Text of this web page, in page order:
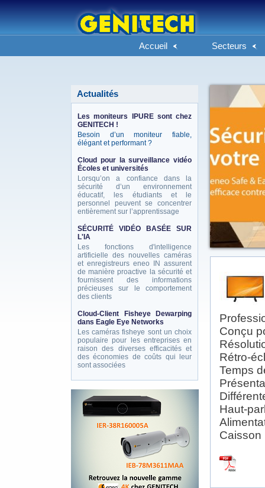
Accueil Secteurs
Actualités
Les moniteurs IPURE sont chez
GENITECH !
Besoin d’un moniteur fiable,
élégant et performant ?
Cloud pour la surveillance vidéo
Écoles et universités
Lorsqu’on a confiance dans la
sécurité d’un environnement
éducatif, les étudiants et le
personnel peuvent se concentrer
entièrement sur l’apprentissage
SÉCURITÉ VIDÉO BASÉE SUR
L'IA
Les fonctions d'intelligence
artificielle des nouvelles caméras
et enregistreurs eneo IN assurent
de manière proactive la sécurité et
fournissent des informations
précieuses sur le comportement
des clients
Cloud-Client Fisheye Dewarping
dans Eagle Eye Networks
Les caméras fisheye sont un choix
populaire pour les entreprises en
raison des diverses efficacités et
des économies de coûts qui leur
sont associées
Conçu
Rétro-
Temps
Haut-
Caisson